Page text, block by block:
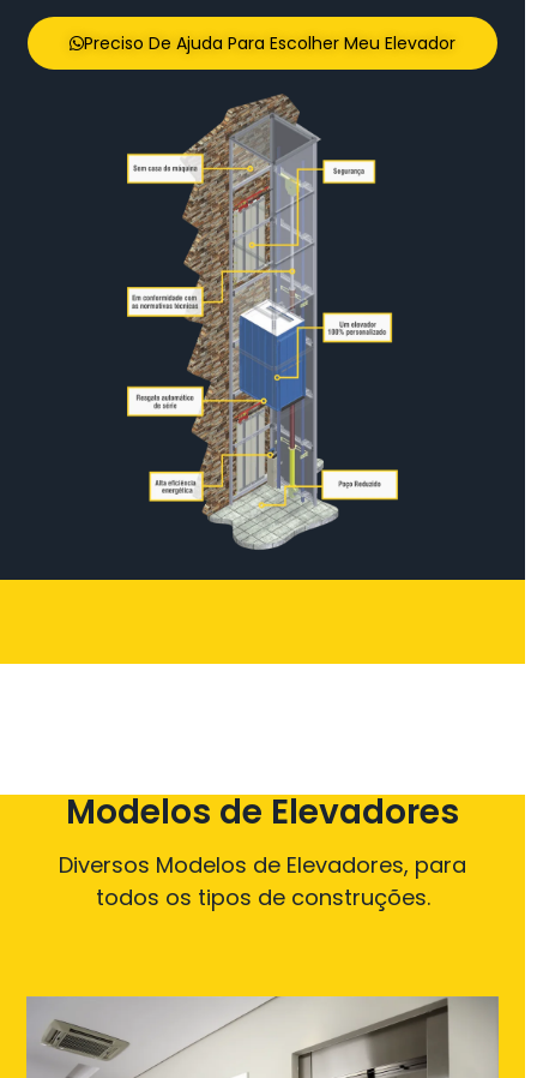
Preciso De Ajuda Para Escolher Meu Elevador
Modelos de Elevadores
Diversos Modelos de Elevadores, para
todos os tipos de construções.